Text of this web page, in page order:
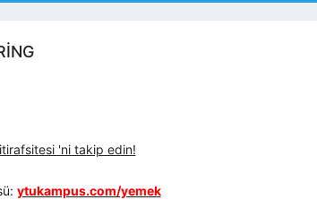
'ni takip edin!
ytukampus.com/yemek